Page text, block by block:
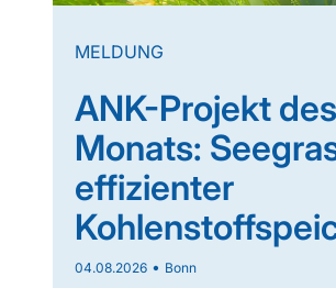
ANK-Projekt des
Monats:
effizienter
MELDUNG
04.08.2026 • Bonn